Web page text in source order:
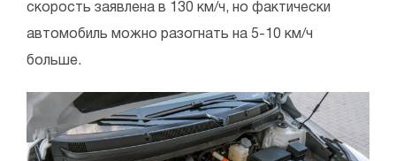
скорость заявлена в 130 км/ч, но фактически
автомобиль можно разогнать на 5-10 км/ч
больше.